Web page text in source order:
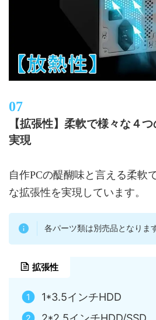
【拡張性】柔軟で様々な４
実現
自作PCの醍醐味と言える柔軟
な拡張性を実現しています。
各パーツ類は別売品となりま
拡張性
1*3.5インチHDD